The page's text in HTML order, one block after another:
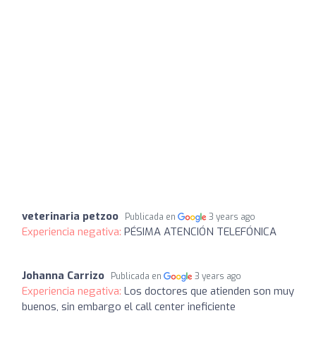
veterinaria petzoo Publicada en 3 years ago
Experiencia negativa: PÉSIMA ATENCIÓN TELEFÓNICA
Johanna Carrizo Publicada en 3 years ago
Experiencia negativa: Los doctores que atienden son muy
buenos, sin embargo el call center ineficiente